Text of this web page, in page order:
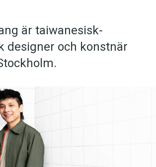
är taiwanesisk-
designer och konstnär